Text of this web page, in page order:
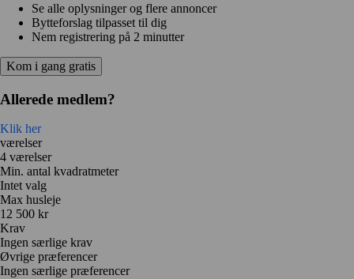
Se alle oplysninger og flere annoncer
Bytteforslag tilpasset til dig
Nem registrering på 2 minutter
Kom i gang gratis
Allerede medlem?
Klik her
værelser
4 værelser
Min. antal kvadratmeter
Intet valg
Max husleje
12 500 kr
Krav
Ingen særlige krav
Øvrige præferencer
Ingen særlige præferencer